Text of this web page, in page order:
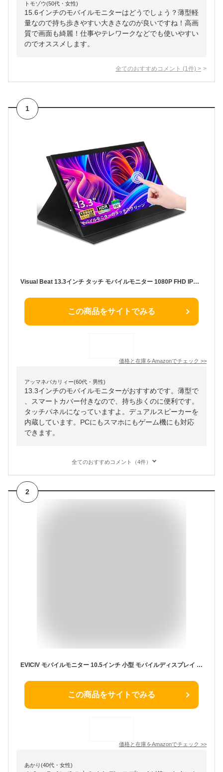
トモゾウ(50代・女性)
15.6インチのモバイルモニターはどうでしょう？薄型軽
量なので持ち歩きやすい大きさなのが良いですね！高画
質で画面も綺麗！仕事やテレワークなどでも使いやすい
のでオススメします。
全てのおすすめコメント (1 件) >
1
Visual Beat 13.3インチ タッチ モバイルモニター 1080P FHD IPS USB-C mini-HDMI プラグアンドプレイ デュアルスピーカー VESA対応 スマートカバー付き PC/スマホ/ゲーム機対応 超薄型
この商品をサイトでみる
価格と在庫をAmazonでチェック >>
アッマネバカリィー(60代・男性)
13.3インチのモバイルモニターがおすすめです。薄型で
、スマートカバー付きなので、持ち歩くのに便利です。
タッチパネルになっていますよ。デュアルスピーカーを
内蔵しています。PCにもスマホにもゲーム機にも対応
できます。
全てのおすすめコメント（4件）
2
EVICIV モバイルモニター 10.5インチ 小型 モバイルディスプレイ FHD 1280P 1500:1コントラスト 450Nits高輝度 100%sRGB IPS 光沢パネル 超軽量 ポータブルモニター 保護カバー付き 在宅勤務 ゲーミング サブモニター 持ち運び スピーカー内蔵 HDR VESA対応 Type-C/mini HDMI搭載 Switch/スマホ/PC/Macなど対応
この商品をサイトでみる
価格と在庫をAmazonでチェック >>
あかり(40代・女性)